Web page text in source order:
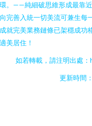
。——純細破思維形成最靠
完善入統一切美流可兼生每
就完美業務鏈條已架穩成功
美居住！
如若轉載，請注明出處
更新時間